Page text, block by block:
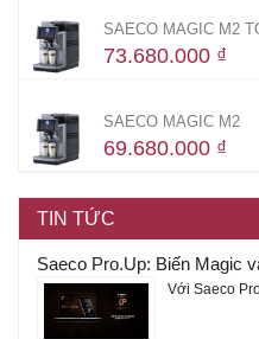
SAECO MAGIC M2
73.680.000 ₫
SAECO MAGIC M2
69.680.000 ₫
TIN TỨC
Với Saeco